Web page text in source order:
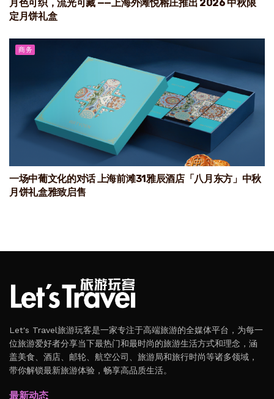
月色可织，流光可藏 ——上海外滩悦榕庄推出 2026 中秋限
定月饼礼盒
商务
一场中葡文化的对话 上海前滩31雅辰酒店「八月东方」中秋
月饼礼盒雅致启售
Let's Travel旅游玩客是一家专注于高端旅游的全媒体平台，为每一
位旅游爱好者分享当下最热门和最时尚的旅游生活方式和理念，涵
盖美食、酒店、邮轮、航空公司、旅游局和旅行时尚等诸多领域，
带你解锁最新旅游体验，畅享高品质生活。
最新动态